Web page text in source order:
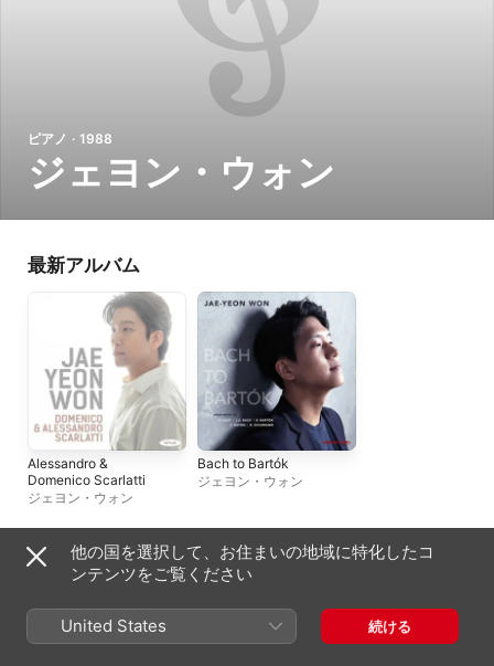
ピアノ · 1988
ジェヨン・ウォン
最新アルバム
Alessandro &
Domenico Scarlatti
ジェヨン・ウォン
Bach to Bartók
ジェヨン・ウォン
日本 English (US)
Copyright © 2026 Apple Inc. All rights reserved.
インターネットサービス利用規約
Apple Musicとプライバシー
他の国を選択して、お住まいの地域に特化したコ
ンテンツをご覧ください
United States 続ける